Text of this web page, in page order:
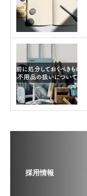
採用情報